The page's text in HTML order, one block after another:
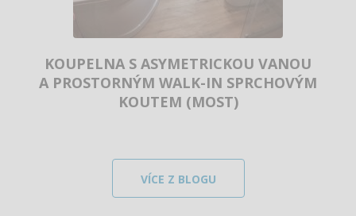
KOUPELNA S ASYMETRICKOU VANOU
A PROSTORNÝM WALK-IN SPRCHOVÝM
KOUTEM (MOST)
VÍCE Z BLOGU